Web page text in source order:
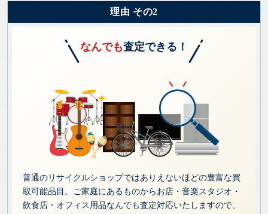
理由 その2
なんでも査定できる！
普通のリサイクルショップではありえないほどの豊富な買
取可能品目。ご家庭にあるものからお店・音楽スタジオ・
飲食店・オフィス用品なんでも査定対応いたしますので、